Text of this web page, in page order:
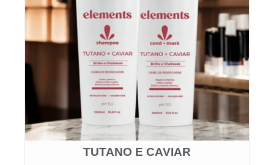
TUTANO E CAVIAR